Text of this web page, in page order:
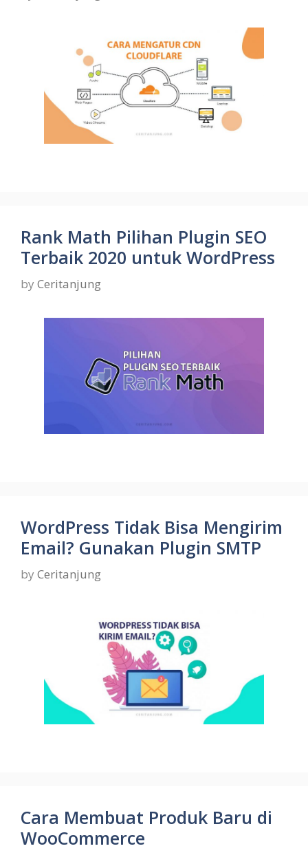
Rank Math Pilihan Plugin SEO
Terbaik 2020 untuk WordPress
by Ceritanjung
WordPress Tidak Bisa Mengirim
Email? Gunakan Plugin SMTP
by Ceritanjung
Cara Membuat Produk Baru di
WooCommerce